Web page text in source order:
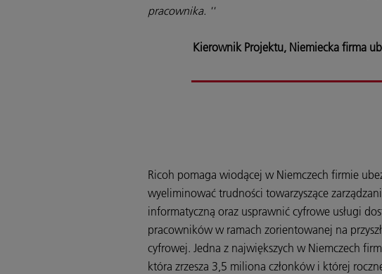
pracownika. ''
Kierownik Projektu, Niemiecka firma
Ricoh pomaga wiodącej w Niemczech firmie
wyeliminować trudności towarzyszące
informatyczną oraz usprawnić cyfrowe usługi
pracowników w ramach zorientowanej na
cyfrowej. Jedna z największych w Niemczech
która zrzesza 3,5 miliona członków i której